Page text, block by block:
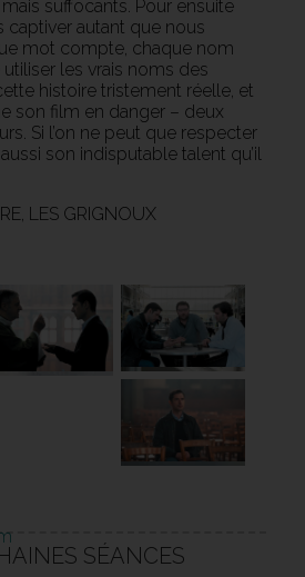
suffocants. Pour ensuite
captiver autant que nous
mot compte, chaque nom
les vrais noms des
histoire tristement réelle, et
son film en danger – deux
Si l’on ne peut que respecter
son indisputable talent qu’il
LES GRIGNOUX
SÉANCES